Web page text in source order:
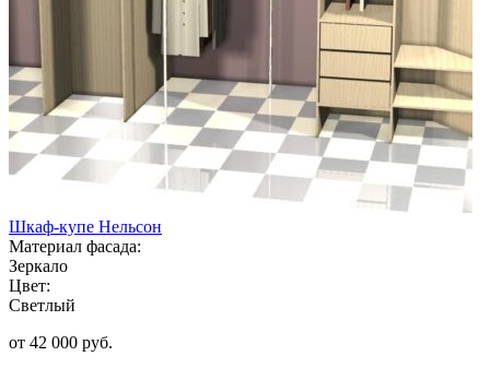
Шкаф-купе Нельсон
Материал фасада:
Зеркало
Цвет:
Светлый
от 42 000 руб.